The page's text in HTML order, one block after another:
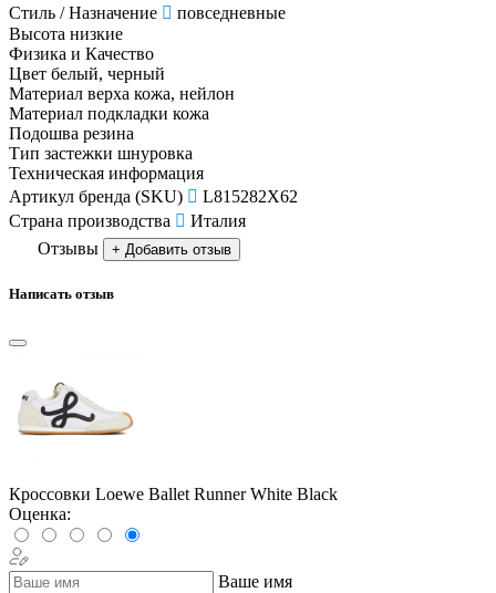
Стиль / Назначение
повседневные
Высота низкие
Физика и Качество
Цвет белый, черный
Материал верха кожа, нейлон
Материал подкладки кожа
Подошва резина
Тип застежки шнуровка
Техническая информация
Артикул бренда (SKU)
L815282X62
Страна производства
Италия
Отзывы
+ Добавить отзыв
Написать отзыв
Кроссовки Loewe Ballet Runner White Black
Оценка:
Ваше имя